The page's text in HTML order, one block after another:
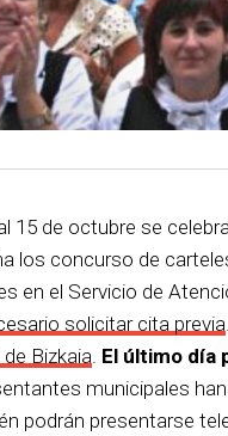
15 de octubre se
los concurso de
en el Servicio de
solicitar cita previa
de Bizkaia El último día
municipales
podrán presentarse